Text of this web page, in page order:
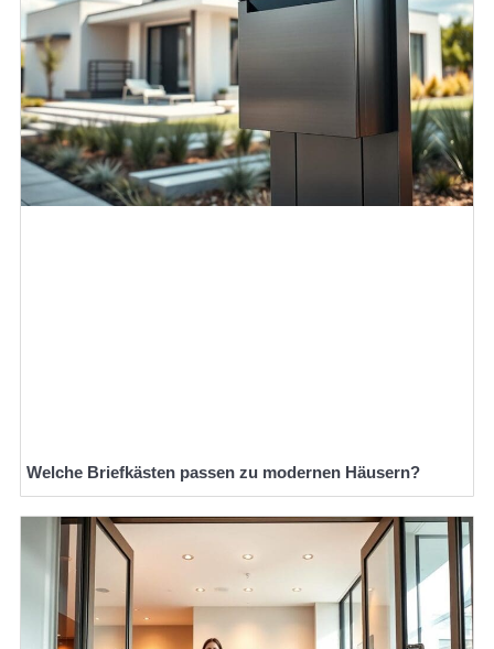
Welche Briefkästen passen zu modernen Häusern?